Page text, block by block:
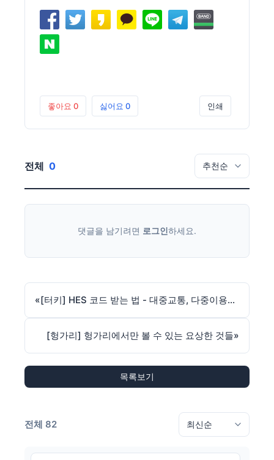
좋아요 0 싫어요 0 인쇄
전체 0
댓글을 남기려면 로그인하세요.
« [터키] HES 코드 받는 법 - 대중교통, 다중이용시설 입장시 필수
[헝가리] 헝가리에서만 볼 수 있는 요상한 것들»
목록보기
전체 82